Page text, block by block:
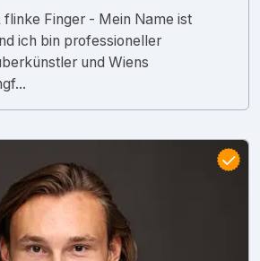
flinke Finger - Mein Name ist
ich bin professioneller
und Wiens